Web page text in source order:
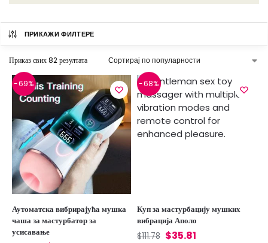
ПРИКАЖИ ФИЛТЕРЕ
Приказ свих 82 резултата
-69%
Аутоматска вибрирајућа мушка
чаша за мастурбатор за
усисавање
-68%
Куп за мастурбацију мушких
вибрација Аполо
$111.78 $35.81